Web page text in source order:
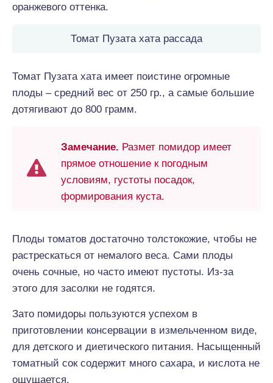
оранжевого оттенка.
Томат Пузата хата рассада
Томат Пузата хата имеет поистине огромные
плоды – средний вес от 250 гр., а самые большие
дотягивают до 800 грамм.
Замечание. Размет помидор имеет
прямое отношение к погодным
условиям, густоты посадок,
формирования куста.
Плоды томатов достаточно толстокожие, чтобы не
растрескаться от немалого веса. Сами плоды
очень сочные, но часто имеют пустоты. Из-за
этого для засолки не годятся.
Зато помидоры пользуются успехом в
приготовлении консервации в измельченном виде,
для детского и диетического питания. Насыщенный
томатный сок содержит много сахара, и кислота не
ощущается.